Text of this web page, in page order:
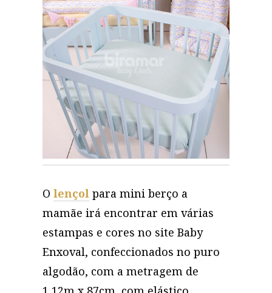
O lençol para mini berço a
mamãe irá encontrar em várias
estampas e cores no site Baby
Enxoval, confeccionados no puro
algodão, com a metragem de